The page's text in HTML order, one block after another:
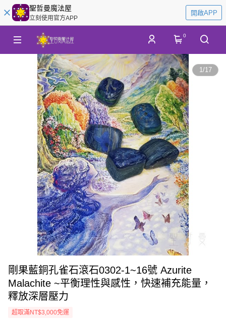
聖哲曼魔法屋
立刻使用官方APP
開啟APP
0
1/17
剛果藍銅孔雀石滾石0302-1~16號 Azurite
Malachite ~平衡理性與感性，快速補充能量，
釋放深層壓力
超取滿NT$3,000免運